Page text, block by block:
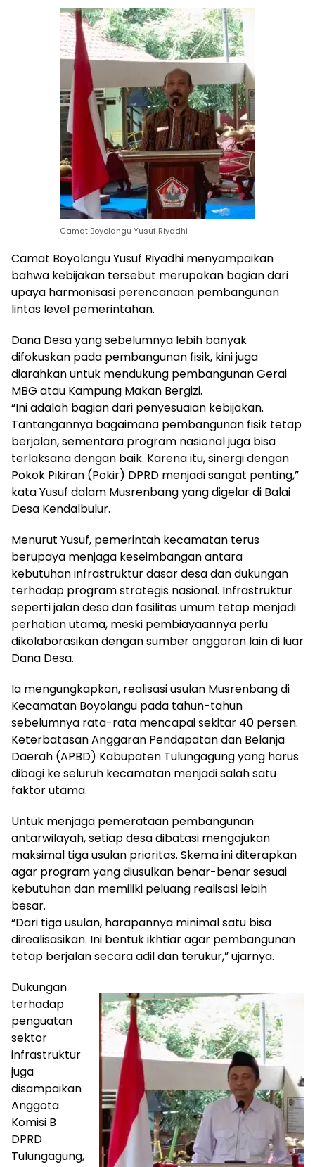
Camat Boyolangu Yusuf Riyadhi
Camat Boyolangu Yusuf Riyadhi menyampaikan
bahwa kebijakan tersebut merupakan bagian dari
upaya harmonisasi perencanaan pembangunan
lintas level pemerintahan.
Dana Desa yang sebelumnya lebih banyak
difokuskan pada pembangunan fisik, kini juga
diarahkan untuk mendukung pembangunan Gerai
MBG atau Kampung Makan Bergizi.
“Ini adalah bagian dari penyesuaian kebijakan.
Tantangannya bagaimana pembangunan fisik tetap
berjalan, sementara program nasional juga bisa
terlaksana dengan baik. Karena itu, sinergi dengan
Pokok Pikiran (Pokir) DPRD menjadi sangat penting,”
kata Yusuf dalam Musrenbang yang digelar di Balai
Desa Kendalbulur.
Menurut Yusuf, pemerintah kecamatan terus
berupaya menjaga keseimbangan antara
kebutuhan infrastruktur dasar desa dan dukungan
terhadap program strategis nasional. Infrastruktur
seperti jalan desa dan fasilitas umum tetap menjadi
perhatian utama, meski pembiayaannya perlu
dikolaborasikan dengan sumber anggaran lain di luar
Dana Desa.
Ia mengungkapkan, realisasi usulan Musrenbang di
Kecamatan Boyolangu pada tahun-tahun
sebelumnya rata-rata mencapai sekitar 40 persen.
Keterbatasan Anggaran Pendapatan dan Belanja
Daerah (APBD) Kabupaten Tulungagung yang harus
dibagi ke seluruh kecamatan menjadi salah satu
faktor utama.
Untuk menjaga pemerataan pembangunan
antarwilayah, setiap desa dibatasi mengajukan
maksimal tiga usulan prioritas. Skema ini diterapkan
agar program yang diusulkan benar-benar sesuai
kebutuhan dan memiliki peluang realisasi lebih
besar.
“Dari tiga usulan, harapannya minimal satu bisa
direalisasikan. Ini bentuk ikhtiar agar pembangunan
tetap berjalan secara adil dan terukur,” ujarnya.
Dukungan
terhadap
penguatan
sektor
infrastruktur
juga
disampaikan
Anggota
Komisi B
DPRD
Tulungagung,